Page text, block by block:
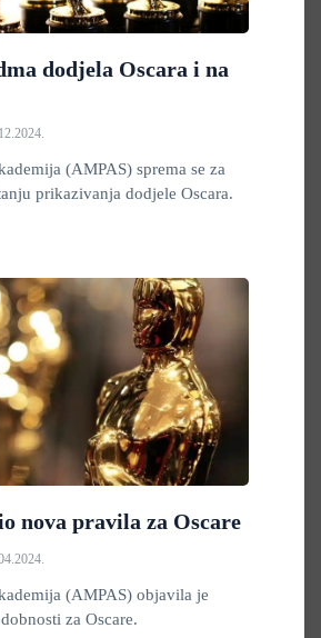
dodjela Oscara i na
(AMPAS) sprema se za
prikazivanja dodjele Oscara.
nova pravila za Oscare
(AMPAS) objavila je
za Oscare.